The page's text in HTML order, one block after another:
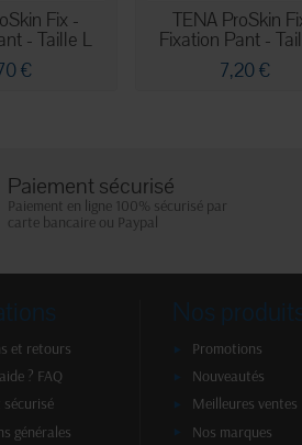
Fix -
- Taille L
€
TENA ProSkin
Fixation Pant -
7,20 €
Paiement sécurisé
Paiement en ligne 100% sécurisé par
carte bancaire ou Paypal
et retours
? FAQ
sécurisé
générales
Nos
Promotions
Nouveautés
Meilleures ventes
Nos marques